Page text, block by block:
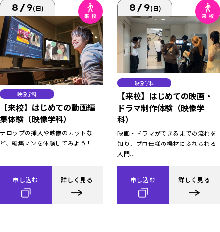
8/9(日)
映像学科
【来校】はじめての動画編
集体験（映像学科）
テロップの挿入や映像のカットな
ど、編集マンを体験してみよう！
申し込む 詳しく見る
8/9(日)
映像学科
【来校】はじめての映画・
ドラマ制作体験（映像学
科）
映画・ドラマができるまでの流れを
知り、プロ仕様の機材にふれられる
入門...
申し込む 詳しく見る